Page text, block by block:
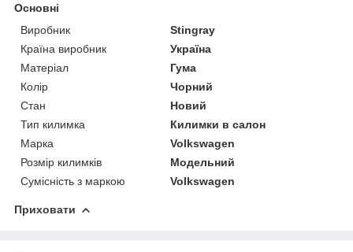
Основні
Виробник
Stingray
Країна виробник
Україна
Матеріал
Гума
Колір
Чорний
Стан
Новий
Тип килимка
Килимки в салон
Марка
Volkswagen
Розмір килимків
Модельний
Сумісність з маркою
Volkswagen
Приховати